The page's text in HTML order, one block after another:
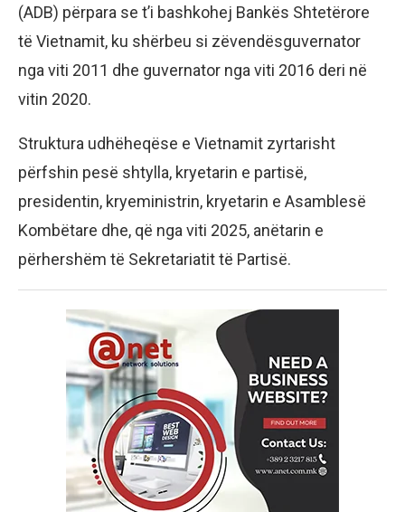
(ADB) përpara se t’i bashkohej Bankës Shtetërore
të Vietnamit, ku shërbeu si zëvendësguvernator
nga viti 2011 dhe guvernator nga viti 2016 deri në
vitin 2020.
Struktura udhëheqëse e Vietnamit zyrtarisht
përfshin pesë shtylla, kryetarin e partisë,
presidentin, kryeministrin, kryetarin e Asamblesë
Kombëtare dhe, që nga viti 2025, anëtarin e
përhershëm të Sekretariatit të Partisë.